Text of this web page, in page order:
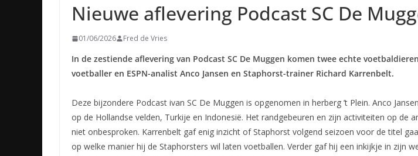
Nieuwe aflevering Podcast SC De
01/06/2026 Fred de Vries
In de zestiende aflevering van Podcast SC De Muggen komen twee echte
voetballer en ESPN-analist Anco Jansen en Staphorst-trainer Richard Karrenbelt.
Deze bijzondere Podcast ivan SC De Muggen is opgenomen in herberg ’t Plein. Anco
op de Hollandse velden, Turkije en Indonesië. Het randgebeuren en zijn activiteiten op de
niet onbesproken. Karrenbelt gaf enig inzicht of Staphorst volgend seizoen voor de titel
op welke manier hij de Staphorsters wil laten voetballen. Verder gaf hij een inkijkje in zijn